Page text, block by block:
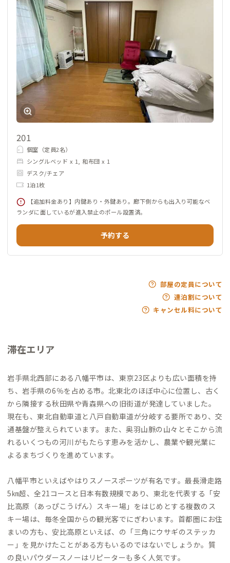
201
個室（定員2名）
シングルベッド x 1, 和布団 x 1
デスク/チェア
1泊1枚
【追加料金あり】内鍵あり・外鍵あり。廊下側からも出入り可能なベ
ランダに面しているが進入禁止のポール設置済。
予約する
部屋の定員について
連泊割について
キャンセル料について
滞在エリア
岩手県北西部にある八幡平市は、東京23区よりも広い面積を持
ち、岩手県の6％を占める市。北東北のほぼ中心に位置し、古く
から隣接する秋田県や青森県への旧街道が発達していました。
現在も、東北自動車道と八戸自動車道が分岐する要所であり、交
通基盤が整えられています。また、奥羽山脈の山々とそこから流
れるいくつもの河川がもたらす恵みを活かし、農業や観光業に
よるまちづくりを進めています。
八幡平市といえばやはりスノースポーツが有名です。最長滑走路
5㎞超、全21コースと日本有数規模であり、東北を代表する「安
比高原（あっぴこうげん）スキー場」をはじめとする複数のス
キー場は、毎冬全国からの観光客でにぎわいます。首都圏にお住
まいの方も、安比高原といえば、の「三角にウサギのステッカ
ー」を見かけたことがある方もいるのではないでしょうか。質
の良いパウダースノーはリピーターも多く人気です。